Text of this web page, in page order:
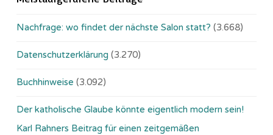
Nachfrage: wo findet der nächste Salon statt? (3.668)
Datenschutzerklärung (3.270)
Buchhinweise (3.092)
Der katholische Glaube könnte eigentlich modern sein!
Karl Rahners Beitrag für einen zeitgemäßen